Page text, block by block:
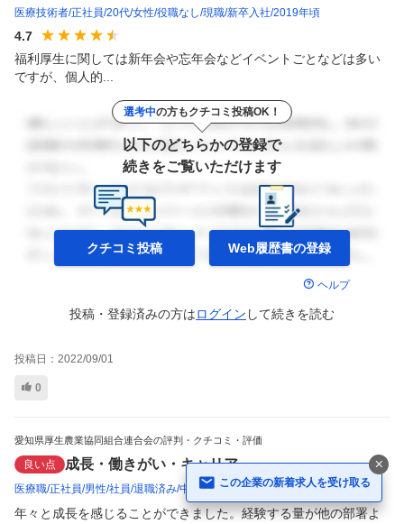
医療技術者 正社員 20代 女性 役職なし 現職 新卒入社 2019年頃
4.7
福利厚生に関しては新年会や忘年会などイベントごとなどは多い
ですが、個人的...
選考中の方もクチコミ投稿OK！
以下のどちらかの登録で
続きをご覧いただけます
クチコミ投稿 Web履歴書の登録
ヘルプ
投稿・登録済みの方はログイン して続きを読む
投稿日： 2022/09/01
0
愛知県厚生農業協同組合連合会の評判・クチコミ・評価
良い点 成長・働きがい・キャリア
医療職 正社員 男性 社員 退職済み 中途入社 2017年頃
年々と成長を感じることができました。経験する量が他の部署よ
この企業の新着求人を受け取る